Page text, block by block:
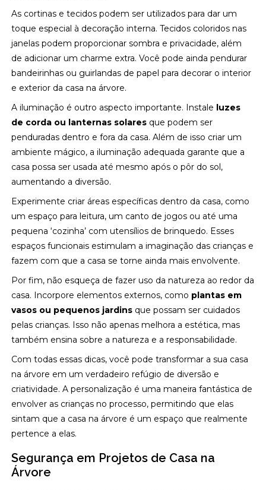
As cortinas e tecidos podem ser utilizados para dar um
toque especial à decoração interna. Tecidos coloridos nas
janelas podem proporcionar sombra e privacidade, além
de adicionar um charme extra. Você pode ainda pendurar
bandeirinhas ou guirlandas de papel para decorar o interior
e exterior da casa na árvore.
A iluminação é outro aspecto importante. Instale luzes
de corda ou lanternas solares que podem ser
penduradas dentro e fora da casa. Além de isso criar um
ambiente mágico, a iluminação adequada garante que a
casa possa ser usada até mesmo após o pôr do sol,
aumentando a diversão.
Experimente criar áreas específicas dentro da casa, como
um espaço para leitura, um canto de jogos ou até uma
pequena ‘cozinha’ com utensílios de brinquedo. Esses
espaços funcionais estimulam a imaginação das crianças e
fazem com que a casa se torne ainda mais envolvente.
Por fim, não esqueça de fazer uso da natureza ao redor da
casa. Incorpore elementos externos, como plantas em
vasos ou pequenos jardins que possam ser cuidados
pelas crianças. Isso não apenas melhora a estética, mas
também ensina sobre a natureza e a responsabilidade.
Com todas essas dicas, você pode transformar a sua casa
na árvore em um verdadeiro refúgio de diversão e
criatividade. A personalização é uma maneira fantástica de
envolver as crianças no processo, permitindo que elas
sintam que a casa na árvore é um espaço que realmente
pertence a elas.
Segurança em Projetos de Casa na
Árvore